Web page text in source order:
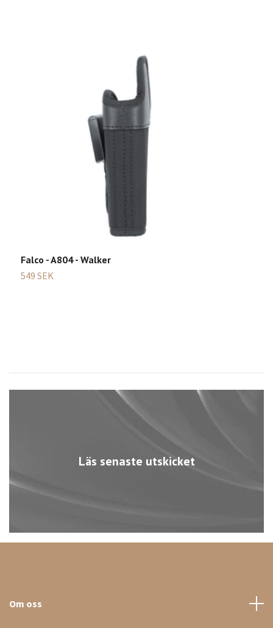
Läs senaste utskicket
Falco - A804 - Walker
549 SEK
Om oss